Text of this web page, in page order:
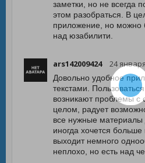
заметки, но не всегда
этом разобраться. В
приложение, но можно
над юзабилити.
ars142009424 24
Довольно удобное
текстами.
возникают проблемы с
целом, радует
все нужные материалы
иногда хочется больше
выходит немного
неплохо, но есть над